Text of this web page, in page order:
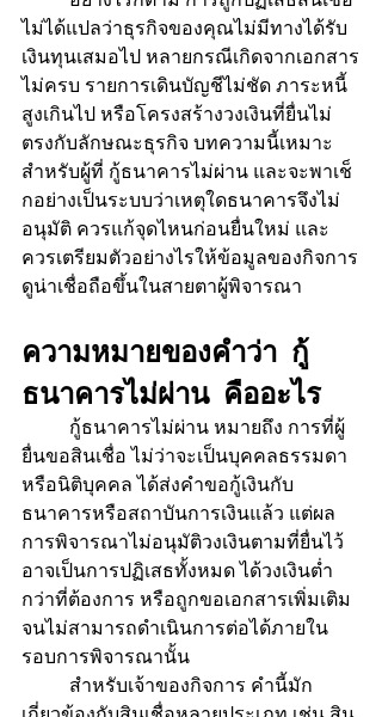
ไม่ได้แปลว่าธุรกิจของคุณไม่มีทางได้รับ
เงินทุนเสมอไป หลายกรณีเกิดจากเอกสาร
ไม่ครบ รายการเดินบัญชีไม่ชัด ภาระหนี้
สูงเกินไป หรือโครงสร้างวงเงินที่ยื่นไม่
ตรงกับลักษณะธุรกิจ บทความนี้เหมาะ
สำหรับผู้ที่ กู้ธนาคารไม่ผ่าน และจะพาเช็
กอย่างเป็นระบบว่าเหตุใดธนาคารจึงไม่
อนุมัติ ควรแก้จุดไหนก่อนยื่นใหม่ และ
ควรเตรียมตัวอย่างไรให้ข้อมูลของกิจการ
ดูน่าเชื่อถือขึ้นในสายตาผู้พิจารณา
ความหมายของคำว่า กู้
ธนาคารไม่ผ่าน คืออะไร
ยื่นขอสินเชื่อ ไม่ว่าจะเป็นบุคคลธรรมดา
หรือนิติบุคคล ได้ส่งคำขอกู้เงินกับ
ธนาคารหรือสถาบันการเงินแล้ว แต่ผล
การพิจารณาไม่อนุมัติวงเงินตามที่ยื่นไว้
อาจเป็นการปฏิเสธทั้งหมด ได้วงเงินต่ำ
กว่าที่ต้องการ หรือถูกขอเอกสารเพิ่มเติม
จนไม่สามารถดำเนินการต่อได้ภายใน
รอบการพิจารณานั้น